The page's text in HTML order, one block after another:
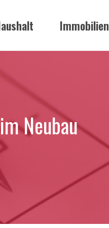
Immobilien
Neubau